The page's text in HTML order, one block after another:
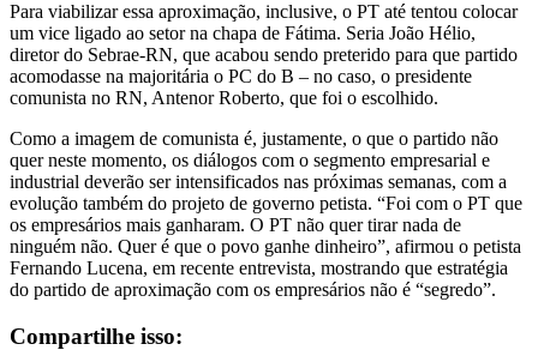
Para viabilizar essa aproximação, inclusive, o PT até tentou colocar
um vice ligado ao setor na chapa de Fátima. Seria João Hélio,
diretor do Sebrae-RN, que acabou sendo preterido para que partido
acomodasse na majoritária o PC do B – no caso, o presidente
comunista no RN, Antenor Roberto, que foi o escolhido.
Como a imagem de comunista é, justamente, o que o partido não
quer neste momento, os diálogos com o segmento empresarial e
industrial deverão ser intensificados nas próximas semanas, com a
evolução também do projeto de governo petista. “Foi com o PT que
os empresários mais ganharam. O PT não quer tirar nada de
ninguém não. Quer é que o povo ganhe dinheiro”, afirmou o petista
Fernando Lucena, em recente entrevista, mostrando que estratégia
do partido de aproximação com os empresários não é “segredo”.
Compartilhe isso: